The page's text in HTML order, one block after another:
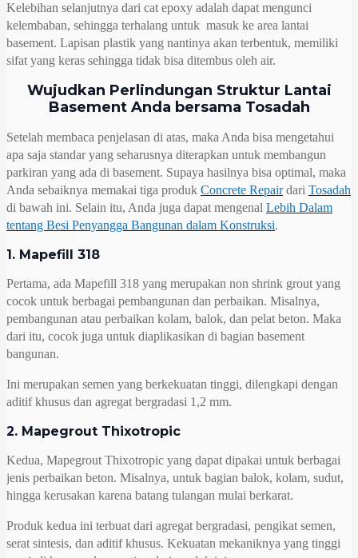
Kelebihan selanjutnya dari cat epoxy adalah dapat mengunci
kelembaban, sehingga terhalang untuk masuk ke area lantai
basement. Lapisan plastik yang nantinya akan terbentuk, memiliki
sifat yang keras sehingga tidak bisa ditembus oleh air.
Wujudkan Perlindungan Struktur Lantai
Basement Anda bersama Tosadah
Setelah membaca penjelasan di atas, maka Anda bisa mengetahui
apa saja standar yang seharusnya diterapkan untuk membangun
parkiran yang ada di basement. Supaya hasilnya bisa optimal, maka
Anda sebaiknya memakai tiga produk Concrete Repairdari Tosadah
di bawah ini. Selain itu, Anda juga dapat mengenal Lebih Dalam
tentang Besi Penyangga Bangunan dalam Konstruksi.
1. Mapefill 318
Pertama, ada Mapefill 318 yang merupakan non shrink grout yang
cocok untuk berbagai pembangunan dan perbaikan. Misalnya,
pembangunan atau perbaikan kolam, balok, dan pelat beton. Maka
dari itu, cocok juga untuk diaplikasikan di bagian basement
bangunan.
Ini merupakan semen yang berkekuatan tinggi, dilengkapi dengan
aditif khusus dan agregat bergradasi 1,2 mm.
2. Mapegrout Thixotropic
Kedua, Mapegrout Thixotropic yang dapat dipakai untuk berbagai
jenis perbaikan beton. Misalnya, untuk bagian balok, kolam, sudut,
hingga kerusakan karena batang tulangan mulai berkarat.
Produk kedua ini terbuat dari agregat bergradasi, pengikat semen,
serat sintesis, dan aditif khusus. Kekuatan mekaniknya yang tinggi